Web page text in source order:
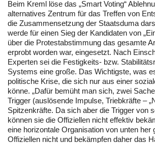
Beim Kreml löse das „Smart Voting“
alternatives Zentrum für das Treffen von
die Zusammensetzung der Staatsduma
werde für einen Sieg der Kandidaten von
über die Protestabstimmung das gesamte
erprobt worden war, eingesetzt. Nach
Experten sei die Festigkeits- bzw.
Systems eine große. Das Wichtigste, was
politische Krise, die sich nur aus einer
könne. „Dafür bemüht man sich, zwei
Trigger (auslösende Impulse, Triebkräfte –
Spitzenkräfte. Da sich aber die Trigger von
können sie die Offiziellen nicht effektiv
eine horizontale Organisation von unten her
Offiziellen nicht und bekämpfen daher das